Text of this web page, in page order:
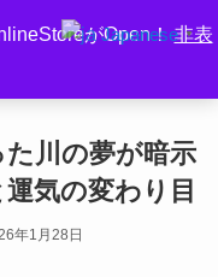
がOpen！非表
川の夢が暗示
気の変わり目
年1月28日
Japanese ▼